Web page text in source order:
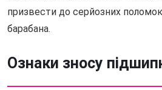
призвести до серйозних
барабана.
Ознаки зносу